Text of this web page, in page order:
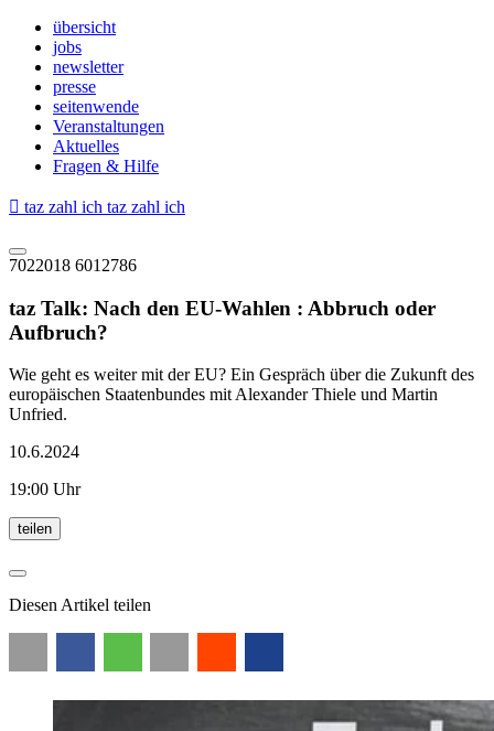
übersicht
jobs
newsletter
presse
seitenwende
Veranstaltungen
Aktuelles
Fragen & Hilfe
 taz zahl ich taz zahl ich
7022018 6012786
taz Talk: Nach den EU-Wahlen : Abbruch oder
Aufbruch?
Wie geht es weiter mit der EU? Ein Gespräch über die Zukunft des
europäischen Staatenbundes mit Alexander Thiele und Martin
Unfried.
10.6.2024
19:00 Uhr
teilen
Diesen Artikel teilen